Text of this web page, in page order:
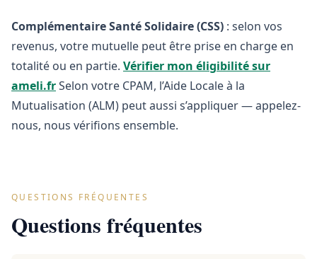
Complémentaire Santé Solidaire (CSS) : selon vos
revenus, votre mutuelle peut être prise en charge en
totalité ou en partie. Vérifier mon éligibilité sur
ameli.frSelon votre CPAM, l’Aide Locale à la
Mutualisation (ALM) peut aussi s’appliquer — appelez-
nous, nous vérifions ensemble.
QUESTIONS FRÉQUENTES
Questions fréquentes